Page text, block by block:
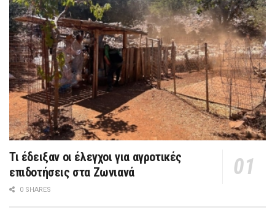
Τι έδειξαν οι έλεγχοι για αγροτικές
επιδοτήσεις στα Ζωνιανά
0 SHARES